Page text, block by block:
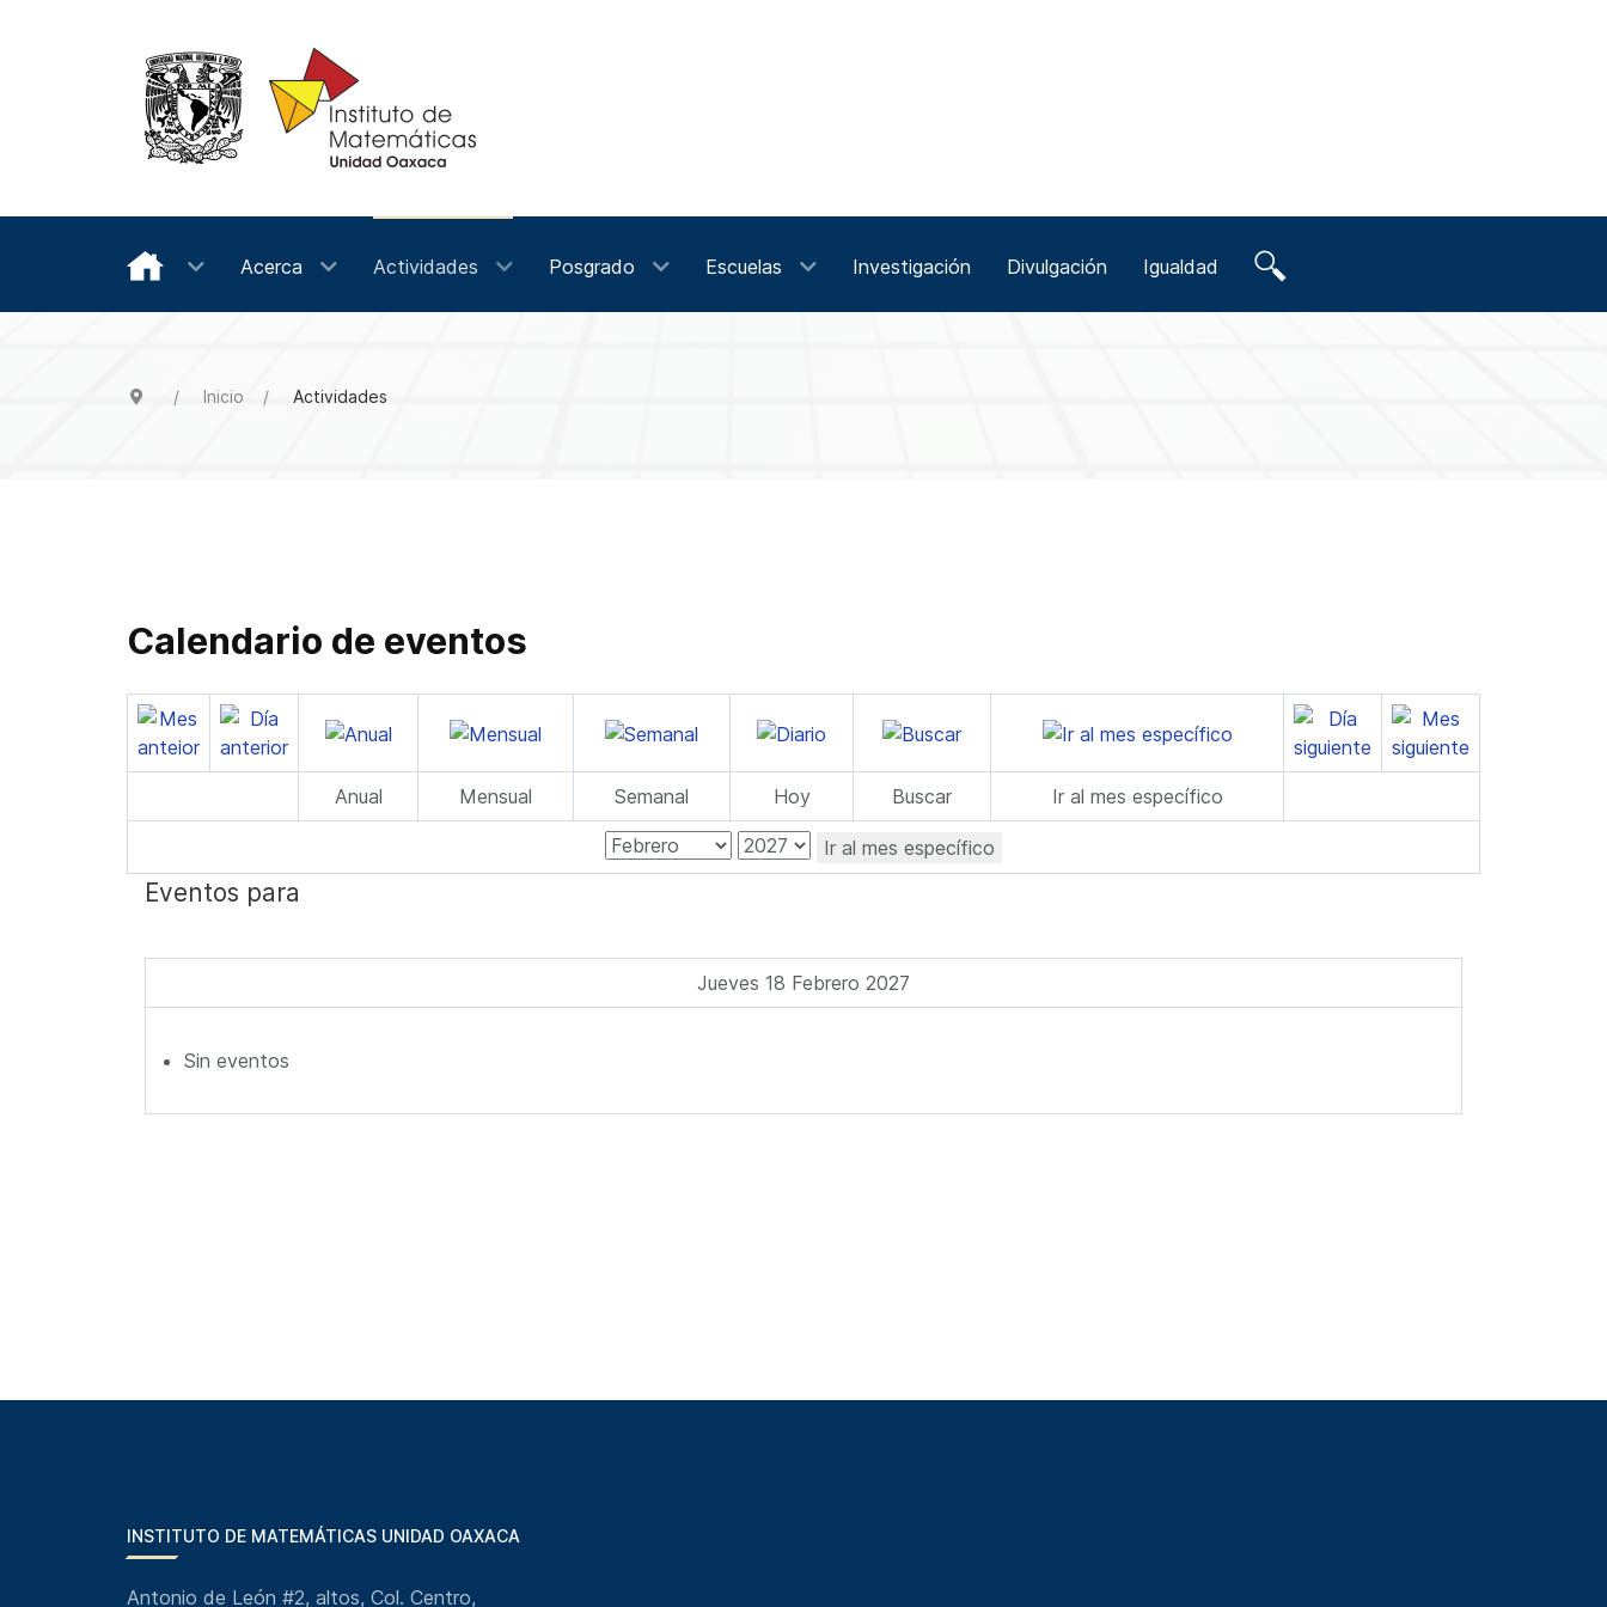
Acerca Actividades Posgrado Escuelas Investigación Divulgación Igualdad
Inicio Actividades
Calendario de eventos
Anual Mensual Semanal Hoy Buscar Ir al mes específico
Ir al mes específico
Eventos para
Jueves 18 Febrero 2027
Sin eventos
INSTITUTO DE MATEMÁTICAS UNIDAD OAXACA
Antonio de León #2, altos, Col. Centro,